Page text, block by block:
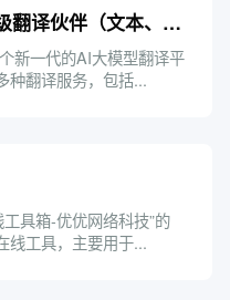
百度翻译-您的超级翻译伙伴（文本、文档翻译）
新一代的AI大模型翻译平
种翻译服务，包括...
具箱-优优网络科技”的
线工具，主要用于...